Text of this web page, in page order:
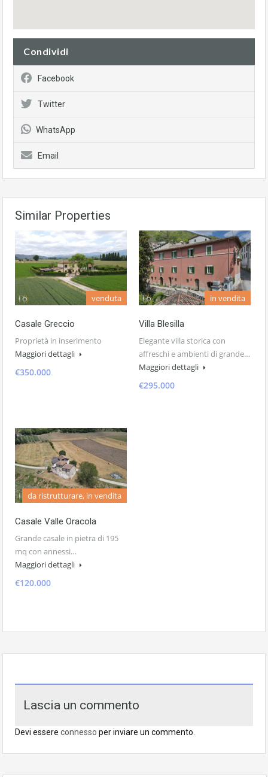
Condividi
Facebook
Twitter
WhatsApp
Email
Similar Properties
venduta
Casale Greccio
Proprietà in inserimento
Maggiori dettagli
€350.000
in vendita
Villa Blesilla
Elegante villa storica con
affreschi e ambienti di grande…
Maggiori dettagli
€295.000
da ristrutturare, in vendita
Casale Valle Oracola
Grande casale in pietra di 195
mq con annessi…
Maggiori dettagli
€120.000
Lascia un commento
Devi essere connesso per inviare un commento.